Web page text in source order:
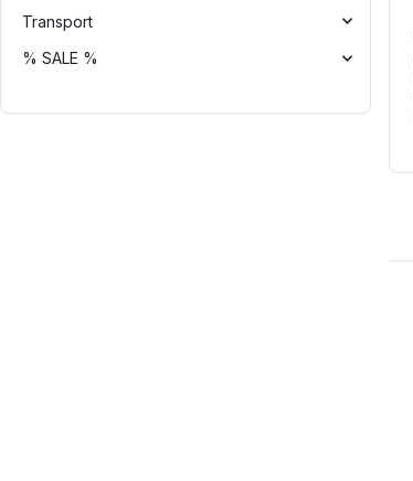
Transport
% SALE %